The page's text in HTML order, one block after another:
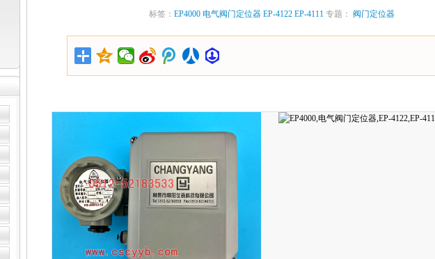
标签： EP4000 电气阀门定位器 EP-4122 EP-4111专题： 阀门定位器